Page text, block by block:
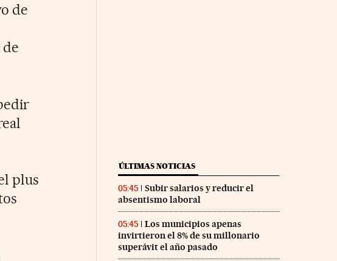
de
plus
ÚLTIMAS NOTICIAS
05:45
Subir salarios y reducir el
absentismo laboral
05:45
Los municipios apenas
invirtieron el 8% de su millonario
superávit el año pasado